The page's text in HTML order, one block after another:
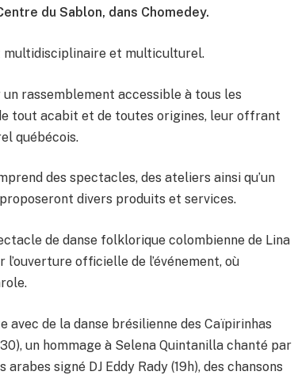
du Sablon, dans Chomedey.
multidisciplinaire et multiculturel.
rassemblement accessible à tous les
tout acabit et de toutes origines, leur offrant
québécois.
des spectacles, des ateliers ainsi qu’un
divers produits et services.
de danse folklorique colombienne de Lina
officielle de l’événement, où
avec de la danse brésilienne des Caïpirinhas
un hommage à Selena Quintanilla chanté par
signé DJ Eddy Rady (19h), des chansons